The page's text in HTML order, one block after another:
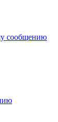
сообщению